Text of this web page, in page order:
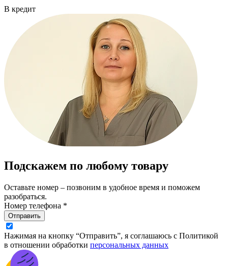
В кредит
Подскажем по любому товару
Оставьте номер – позвоним в удобное время и поможем
разобраться.
Номер телефона *
Отправить
Нажимая на кнопку “Отправить”, я соглашаюсь с Политикой
в отношении обработки персональных данных